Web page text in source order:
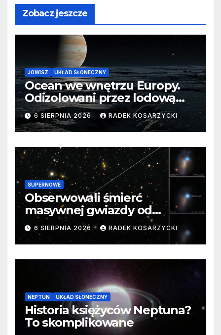
Zobacz jeszcze
JOWISZ UKŁAD SŁONECZNY
Ocean we wnętrzu Europy.
Odizolowani przez lodową
barierę
6 SIERPNIA 2026 RADEK KOSARZYCKI
SUPERNOWE
Obserwowali śmierć
masywnej gwiazdy od
samego początku. Niezwykle
cenne dane
6 SIERPNIA 2026 RADEK KOSARZYCKI
NEPTUN UKŁAD SŁONECZNY
Historia księżyców Neptuna?
To skomplikowane